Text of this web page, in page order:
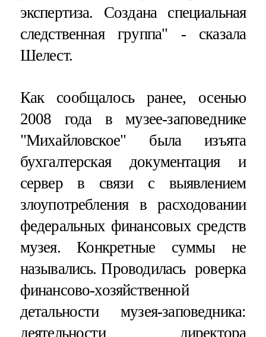
экспертиза. Создана специальная
следственная группа" - сказала
Шелест.
Как сообщалось ранее, осенью
2008 года в музее-заповеднике
"Михайловское" была изъята
бухгалтерская документация и
сервер в связи с выявлением
злоупотребления в расходовании
федеральных финансовых средств
музея. Конкретные суммы не
назывались. Проводилась роверка
финансово-хозяйственной
детальности музея-заповедника:
деятельности директора